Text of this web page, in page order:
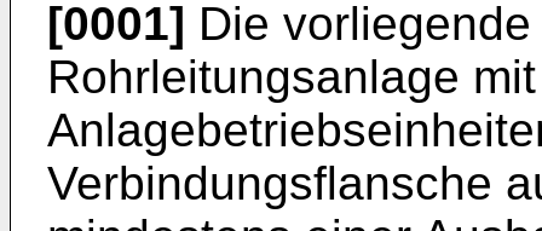
[0001] Die
Rohrleitungsanlage
Verbindungsflansche